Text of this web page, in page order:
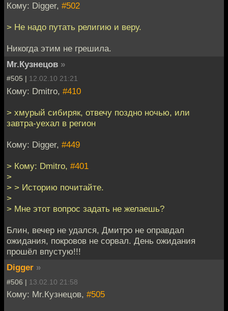
Кому: Digger, #502
> Не надо путать религию и веру.
Никогда этим не грешила.
Mr.Кузнецов »
#505 | 12.02.10 21:21
Кому: Dmitro, #410
> хмурый сибиряк, отвечу поздно ночью, или
завтра-уехал в регион
Кому: Digger, #449
> Кому: Dmitro, #401
>
> > Историю почитайте.
>
> Мне этот вопрос задать не желаешь?
Блин, вечер не удался, Дмитро не оправдал
ожидания, покровов не сорвал. День ожидания
прошёл впустую!!!
Digger »
#506 | 13.02.10 21:58
Кому: Mr.Кузнецов, #505